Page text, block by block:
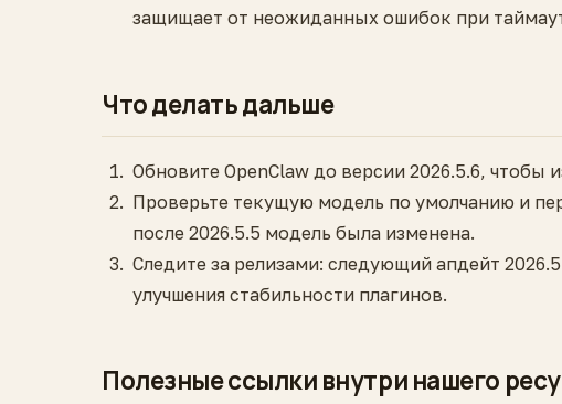
защищает от неожиданных ошибок при
Что делать дальше
Обновите OpenClaw до версии 2026.5.6,
Проверьте текущую модель по умолчанию и
после 2026.5.5 модель была изменена.
Следите за релизами: следующий апдейт
улучшения стабильности плагинов.
Полезные ссылки внутри нашего